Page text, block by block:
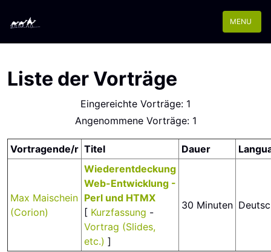
MENU
Liste der Vorträge
Eingereichte Vorträge: 1
Angenommene Vorträge: 1
Vortragende/r Titel Dauer
Max Maischein
(‎Corion‎)
‎Wiederentdeckung
Web-Entwicklung -
Perl und HTMX‎
[ Kurzfassung -
Vortrag (Slides,
etc.) ]
30 Minuten